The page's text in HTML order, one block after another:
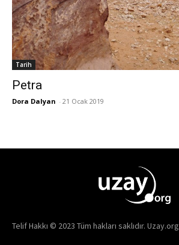
Tarih
Petra
Dora Dalyan - 21 Ocak 2019
Telif Hakkı © 2023 Tüm hakları saklıdır. Uzay.org